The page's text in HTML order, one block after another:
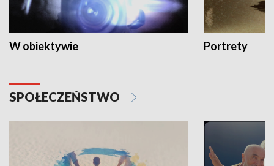
W obiektywie Portrety
SPOŁECZEŃSTWO